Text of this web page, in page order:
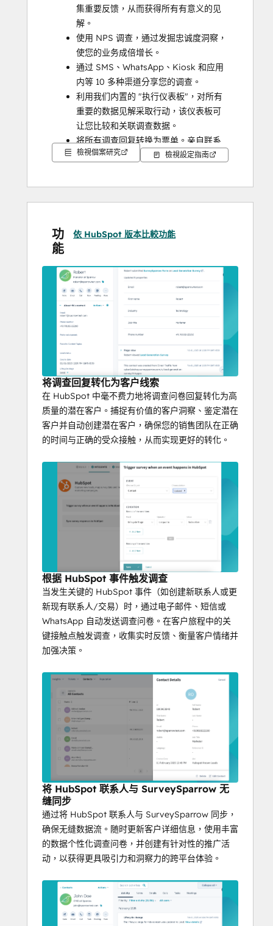
集重要反馈，从而获得所有有意义的见
解。
使用 NPS 调查，通过发掘忠诚度洞察，
使您的业务成倍增长。
通过 SMS、WhatsApp、Kiosk 和应用
内等 10 多种渠道分享您的调查。
利用我们内置的 "执行仪表板"，对所有
重要的数据见解采取行动，该仪表板可
让您比较和关联调查数据。
将所有调查回复转换为票单。亲自联系
受访者，解决他们的问题，并在一个屋
通过简单的自定义和高级问题类型，只
见。进行测验，实现无缝交叉提问体
檢視個案研究 檢視設定指南
功
能
依 HubSpot 版本比較功能
将调查回复转化为客户线索
在 HubSpot 中毫不费力地将调查问卷回复转化为高
质量的潜在客户。捕捉有价值的客户洞察、鉴定潜在
客户并自动创建潜在客户，确保您的销售团队在正确
的时间与正确的受众接触，从而实现更好的转化。
根据 HubSpot 事件触发调查
当发生关键的 HubSpot 事件（如创建新联系人或更
新现有联系人/交易）时，通过电子邮件、短信或
WhatsApp 自动发送调查问卷。在客户旅程中的关
键接触点触发调查，收集实时反馈、衡量客户情绪并
加强决策。
将 HubSpot 联系人与 SurveySparrow 无
缝同步
通过将 HubSpot 联系人与 SurveySparrow 同步，
确保无缝数据流。随时更新客户详细信息，使用丰富
的数据个性化调查问卷，并创建有针对性的推广活
动，以获得更具吸引力和洞察力的跨平台体验。